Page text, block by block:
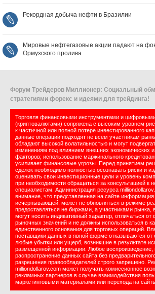
Рекордная добыча нефти в Бразилии
Мировые нефтегазовые акции падают на
Ормузского пролива
Форум Трейдеров Миллионер: Социальный
стратегиями форекс и идеями для трейдинга!
Торговля финансовыми инструментами и
(криптовалютами) сопряжена с высоким уровнем
к частичной или полной потере инвестированного
данные операции подходят не всем участникам
обладают высокой волатильностью и могут
изменениям под влиянием внешних экономических
факторов; использование маржинального
усиливает финансовые угрозы. Перед принятием
сделок необходимо полностью осознавать риски и
оценивать свои инвестиционные цели и уровень
при необходимости обращаться за консультацией к
специалистам. Администрация ресурса
внимание, что представленная на сайте информация
исчерпывающей, может не обновляться в режиме
предоставляться не биржами, а участниками рынка,
могут носить индикативный характер, отличаться от
рыночных значений и не должны использоваться в
единственного основания для торговых операций.
поставщики данных в явной форме отказываются от
любые убытки или ущерб, возникшие в результате
размещенной информации. Любое воспроизведение,
распространение данных сайта без
разрешения правообладателей строго запрещено.
milliondollarov.com может получать комиссионное
рекламных партнеров в случае взаимодействия
маркетинговыми материалами или перехода на